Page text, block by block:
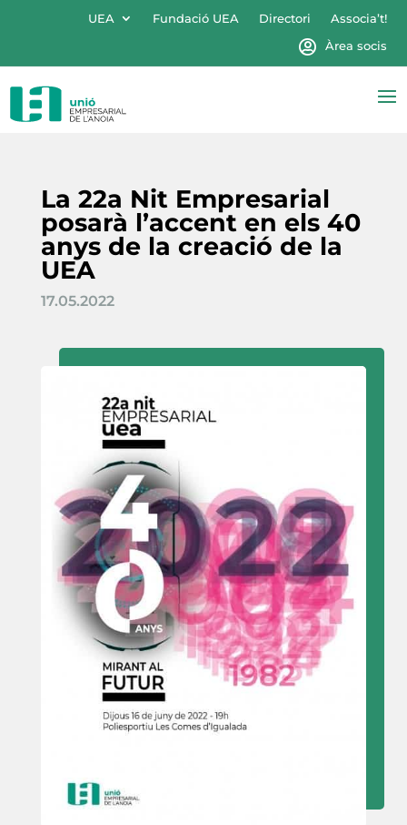
UEA Fundació UEA Directori
Associa’t!
Àrea socis
La 22a Nit Empresarial
posarà l’accent en els 40
anys de la creació de la
UEA
17.05.2022